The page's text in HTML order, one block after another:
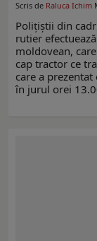
Scris de Raluca Ichim
Poliţiştii din
rutier
moldovean,
cap tractor ce
care a
în jurul orei